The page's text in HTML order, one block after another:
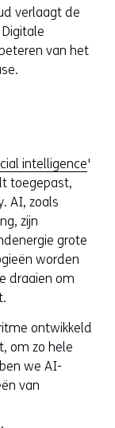
verlaagt de
van het
intelligence'
toegepast,
AI, zoals
zijn
grote
worden
draaien om
ontwikkeld
om zo hele
we AI-
van